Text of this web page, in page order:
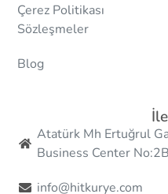
Çerez Politikası
Sözleşmeler
Blog
Atatürk Mh Ertuğrul
Business Center
info@hitkurye.com